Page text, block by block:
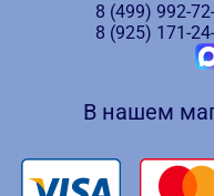
8 (499) 992-
8 (925) 171-
В нашем